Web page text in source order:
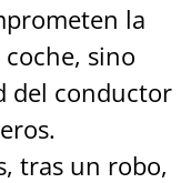
la
sino
del conductor
tras un robo,